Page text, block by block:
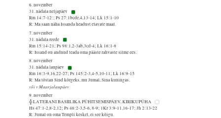
6. november
31. nädala neljapäev
Rm 14:7-12:; Ps 27:1bcde,4,13-14; Lk 15:1-10
R: Ma saan näha Issanda headust elavate maal.
7. november
31. nädala reede
Rm 15:14-21; Ps 98:1,2-3ab,3cd-4; Lk 16:1-8
R: Issand on andnud teada oma pääste rahvaste silme ees.
8. november
31. nädala laupäev
Rm 16:3-9,16,22-27; Ps 145:2-3,4-5,10-11; Lk 16:9-15
R: Ma tõstan Sind kõrgeks, mu Jumal, Sina kuningas.
või v Maarjalaupäev
9. november
╬ LATERANI BASIILIKA PÜHITSEMISPÄEV, KIRIKUPÜHA
Hs 47:1-2,8-2,12; Ps 46:2-3,5-6, 8-9; 1Kr 3:9-11,16-17; Jh 2:13-22
R: Jumal on oma Templi keskel, ei see kõigu.